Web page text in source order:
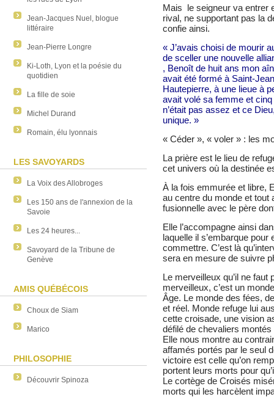
Jean-Jacques Nuel, blogue
littéraire
Jean-Pierre Longre
Ki-Loth, Lyon et la poésie du
quotidien
La fille de soie
Michel Durand
Romain, élu lyonnais
LES SAVOYARDS
La Voix des Allobroges
Les 150 ans de l'annexion de la
Savoie
Les 24 heures...
Savoyard de la Tribune de
Genève
AMIS QUÉBÉCOIS
Choux de Siam
Marico
PHILOSOPHIE
Découvrir Spinoza
Mais le seigneur va entrer
rival, ne supportant pas la
confie ainsi.
« J’avais choisi de mourir
de sceller une nouvelle
, Benoît de huit ans mon
avait été formé à Saint-
Hautepierre, à une lieue à
avait volé sa femme et
n’était pas assez et ce
unique. »
« Céder », « voler » : les
La prière est le lieu de
cet univers où la destinée
À la fois emmurée et libre,
au centre du monde et tout
fusionnelle avec le père
Elle l’accompagne ainsi
laquelle il s’embarque
commettre. C’est là
sera en mesure de suivre
Le merveilleux qu’il ne
merveilleux, c’est un
Âge. Le monde des fées,
et réel. Monde refuge lui
cette croisade, une vision
défilé de chevaliers
Elle nous montre au
affamés portés par le seul
victoire est celle qu’on
portent leurs morts pour
Le cortège de Croisés
morts qui les harcèlent